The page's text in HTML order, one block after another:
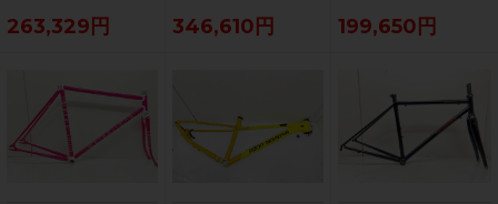
263,329円 346,610円 199,650円